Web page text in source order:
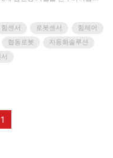
구현하여제조, 반도체, 헬스케어
더욱 정교하고 섬세한 작업을 자
.기존 시장과는 차별화된 힘/토크
싶으신가요?작업의 정확도와 안
힘센서 로봇센서
힘제어
협동로봇
자동화솔루션
1